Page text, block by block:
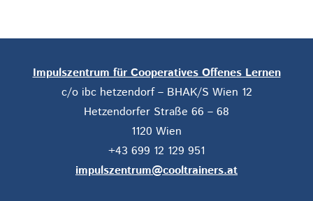
Impulszentrum für Cooperatives Offenes Lernen
c/o ibc hetzendorf – BHAK/S Wien 12
Hetzendorfer Straße 66 – 68
1120 Wien
+43 699 12 129 951
impulszentrum@cooltrainers.at